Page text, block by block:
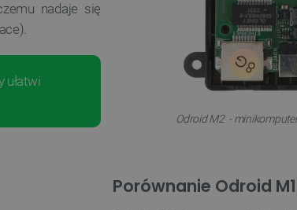
nadaje się
ułatwi
Odroid M2 -
Porównanie Odroid